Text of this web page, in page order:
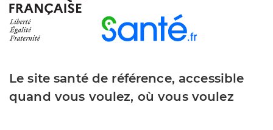
Le site santé de référence, accessible
quand vous voulez, où vous voulez